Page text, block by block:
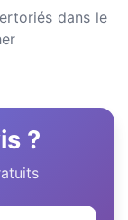
dans le
?